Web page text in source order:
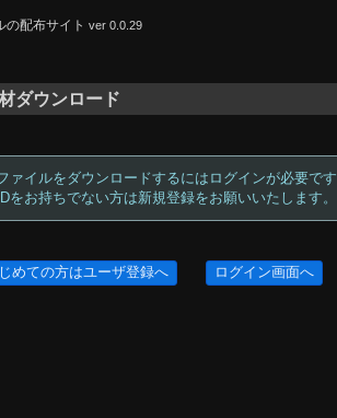
の配布サイト ver 0.0.29
ダウンロード
ァイルをダウンロードするにはログインが必要です
IDをお持ちでない方は新規登録をお願いいたします。
めての方はユーザ登録へ ログイン画面へ